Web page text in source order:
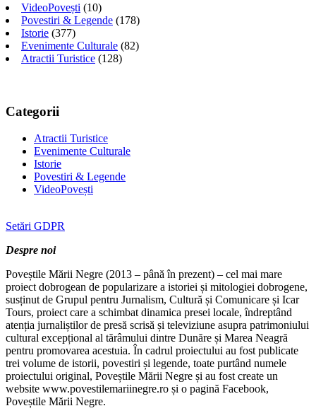
VideoPovești (10)
Povestiri & Legende (178)
Istorie (377)
Evenimente Culturale (82)
Atractii Turistice (128)
Categorii
Atractii Turistice
Evenimente Culturale
Istorie
Povestiri & Legende
VideoPovești
Setări GDPR
Despre noi
Poveștile Mării Negre (2013 – până în prezent) – cel mai mare
proiect dobrogean de popularizare a istoriei și mitologiei dobrogene,
susținut de Grupul pentru Jurnalism, Cultură și Comunicare și Icar
Tours, proiect care a schimbat dinamica presei locale, îndreptând
atenția jurnaliștilor de presă scrisă și televiziune asupra patrimoniului
cultural excepțional al tărâmului dintre Dunăre și Marea Neagră
pentru promovarea acestuia. În cadrul proiectului au fost publicate
trei volume de istorii, povestiri și legende, toate purtând numele
proiectului original, Poveștile Mării Negre și au fost create un
website www.povestilemariinegre.ro și o pagină Facebook,
Poveștile Mării Negre.